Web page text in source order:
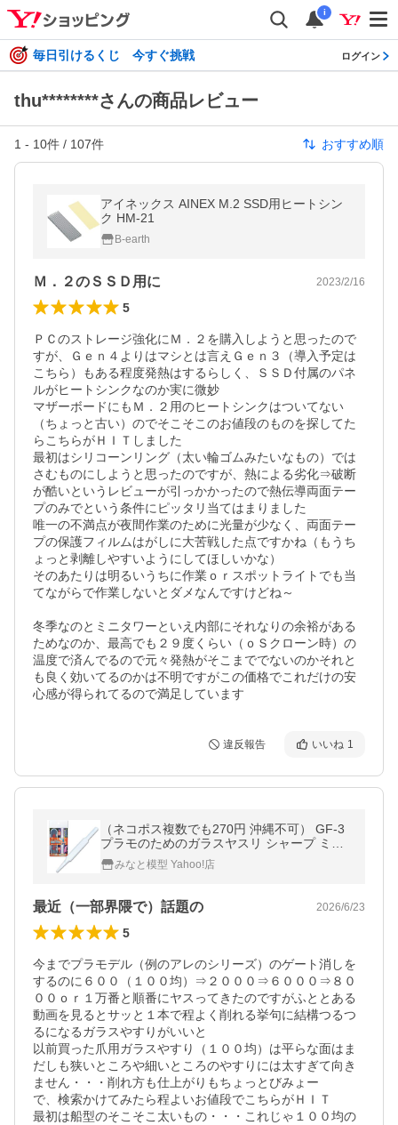
i
毎日引けるくじ 今すぐ挑戦 ログイン
thu********さんの商品レビュー
1 - 10件 / 107件 おすすめ順
アイネックス AINEX M.2 SSD用ヒートシン
ク HM-21
B-earth
Ｍ．２のＳＳＤ用に 2023/2/16
5
ＰＣのストレージ強化にＭ．２を購入しようと思ったので
すが、Ｇｅｎ４よりはマシとは言えＧｅｎ３（導入予定は
こちら）もある程度発熱はするらしく、ＳＳＤ付属のパネ
ルがヒートシンクなのか実に微妙
マザーボードにもＭ．２用のヒートシンクはついてない
（ちょっと古い）のでそこそこのお値段のものを探してた
らこちらがＨＩＴしました
最初はシリコーンリング（太い輪ゴムみたいなもの）では
さむものにしようと思ったのですが、熱による劣化⇒破断
が酷いというレビューが引っかかったので熱伝導両面テー
プのみでという条件にピッタリ当てはまりました
唯一の不満点が夜間作業のために光量が少なく、両面テー
プの保護フィルムはがしに大苦戦した点ですかね（もうち
ょっと剥離しやすいようにしてほしいかな）
そのあたりは明るいうちに作業ｏｒスポットライトでも当
てながらで作業しないとダメなんですけどね～
冬季なのとミニタワーといえ内部にそれなりの余裕がある
ためなのか、最高でも２９度くらい（ｏＳクローン時）の
温度で済んでるので元々発熱がそこまででないのかそれと
も良く効いてるのかは不明ですがこの価格でこれだけの安
心感が得られてるので満足しています
違反報告 いいね 1
（ネコポス複数でも270円 沖縄不可） GF-3
プラモのためのガラスヤスリ シャープ ミネ
シマみなと模型 Yahoo!店
最近（一部界隈で）話題の 2026/6/23
5
今までプラモデル（例のアレのシリーズ）のゲート消しを
するのに６００（１００均）⇒２０００⇒６０００⇒８０
００ｏｒ１万番と順番にヤスってきたのですがふととある
動画を見るとサッと１本で程よく削れる挙句に結構つるつ
るになるガラスやすりがいいと
以前買った爪用ガラスやすり（１００均）は平らな面はま
だしも狭いところや細いところのやすりには太すぎて向き
ません・・・削れ方も仕上がりもちょっとびみょー
で、検索かけてみたら程よいお値段でこちらがＨＩＴ
最初は船型のそこそこ太いもの・・・これじゃ１００均の